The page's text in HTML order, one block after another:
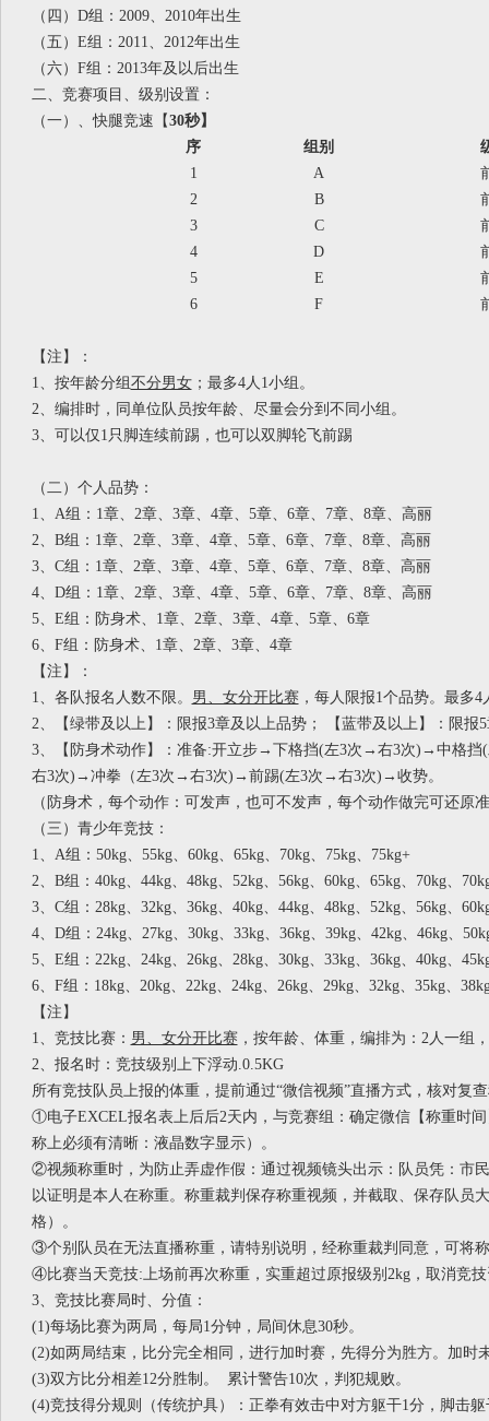
（四） D组：2009、2010年出生
（五） E组：2011、2012年出生
（六） F组：2013年及以后出生
二、竞赛项目、级别设置：
（一）、快腿竞速【30秒】
序
组别
1
A
2
B
3
C
4
D
5
E
6
F
【注】：
1、按年龄分组 不分男女；最多4人1小组。
2、编排时，同单位队员按年龄、尽量会分到不同小组。
3、可以仅1只脚连续前踢，也可以双脚轮飞前踢
（二）个人品势：
1、A组：1章、2章、3章、4章、5章、6章、7章、8章、高丽
2、B组：1章、2章、3章、4章、5章、6章、7章、8章、高丽
3、C组：1章、2章、3章、4章、5章、6章、7章、8章、高丽
4、D组：1章、2章、3章、4章、5章、6章、7章、8章、高丽
5、E组：防身术、1章、2章、3章、4章、5章、6章
6、F组：防身术、1章、2章、3章、4章
【注】：
1、各队报名人数不限。 男、女分开比赛，每人限报1个品势。最多4
2、【绿带及以上】：限报3章及以上品势； 【蓝带及以上】：限报5
3、【防身术动作】：准备:开立步→下格挡(左3次→右3次)→中格
右3次)→冲拳（左3次→右3次)→前踢(左3次→右3次)→收势。
（防身术，每个动作：可发声，也可不发声，每个动作做完可还原
（三）青少年竞技：
1、A组：50kg、55kg、60kg、65kg、70kg、75kg、75kg+
2、B组：40kg、44kg、48kg、52kg、56kg、60kg、65kg、70kg、
3、C组：28kg、32kg、36kg、40kg、44kg、48kg、52kg、56kg、
4、D组：24kg、27kg、30kg、33kg、36kg、39kg、42kg、46kg、
5、E组：22kg、24kg、26kg、28kg、30kg、33kg、36kg、40kg、
6、F组：18kg、20kg、22kg、24kg、26kg、29kg、32kg、35kg、
【注】
1、竞技比赛： 男、女分开比赛，按年龄、体重，编排为： 2人一组
2、报名时：竞技级别上下浮动.0.5KG
所有竞技队员上报的体重，提前通过“微信视频”直播方式，核对复
①电子EXCEL报名表上后后2天内，与竞赛组：确定微信【称重时
称上必须有清晰：液晶数字显示）。
②视频称重时，为防止弄虚作假：通过视频镜头出示：队员凭：市
以证明是本人在称重。称重裁判保存称重视频，并截取、保存队员
格）。
③个别队员在无法直播称重，请特别说明，经称重裁判同意，可将
④比赛当天竞技:上场前再次称重，实重超过原报级别2kg，取消竞
3、竞技比赛局时、分值：
(1)每场比赛为两局，每局1分钟，局间休息30秒。
(2)如两局结束，比分完全相同，进行加时赛，先得分为胜方。加时
(3)双方比分相差12分胜制。
累计警告10次，判犯规败。
(4)竞技得分规则（传统护具）：正拳有效击中对方躯干1分，脚击